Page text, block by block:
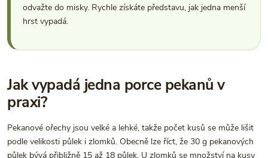
odvažte do misky. Rychle získáte představu, jak jedna menší
hrst vypadá.
Jak vypadá jedna porce pekanů v
praxi?
Pekanové ořechy jsou velké a lehké, takže počet kusů se může lišit
podle velikosti půlek i zlomků. Obecně lze říct, že 30 g pekanových
půlek bývá přibližně 15 až 18 půlek. U zlomků se množství na kusy